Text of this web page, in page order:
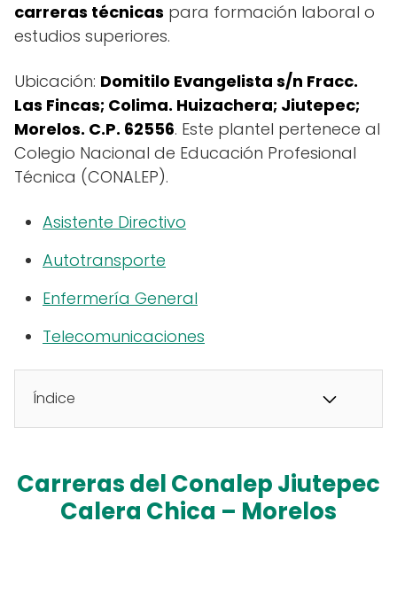
carreras técnicas para formación laboral o
estudios superiores.
Ubicación: Domitilo Evangelista s/n Fracc.
Las Fincas; Colima. Huizachera; Jiutepec;
Morelos. C.P. 62556. Este plantel pertenece al
Colegio Nacional de Educación Profesional
Técnica (CONALEP).
Asistente Directivo
Autotransporte
Enfermería General
Telecomunicaciones
Índice
Carreras del Conalep Jiutepec
Calera Chica – Morelos